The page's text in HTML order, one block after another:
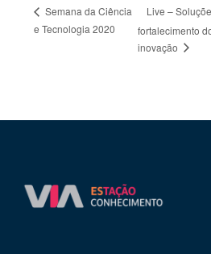
Semana da Ciência
e Tecnologia 2020
Live –
fortalecimento
inovação